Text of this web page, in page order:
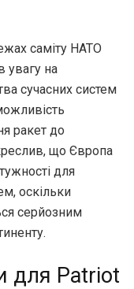
саміту НАТО
увагу на
сучасних систем
ракет до
що Європа
для
оскільки
серйозним
для Patriot